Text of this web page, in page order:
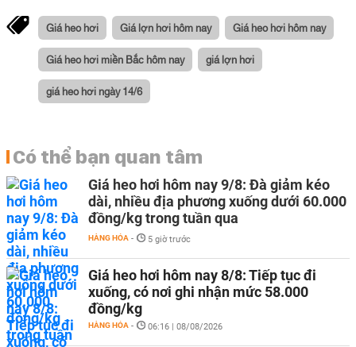
Giá heo hơi Giá lợn hơi hôm nay Giá heo hơi hôm nay
Giá heo hơi miền Bắc hôm nay giá lợn hơi
giá heo hơi ngày 14/6
Có thể bạn quan tâm
Giá heo hơi hôm nay 9/8: Đà giảm kéo
dài, nhiều địa phương xuống dưới 60.000
đồng/kg trong tuần qua
HÀNG HÓA - 5 giờ trước
Giá heo hơi hôm nay 8/8: Tiếp tục đi
xuống, có nơi ghi nhận mức 58.000
đồng/kg
HÀNG HÓA - 06:16 | 08/08/2026